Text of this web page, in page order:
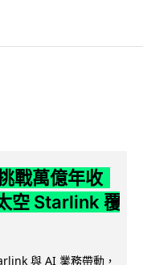
戰萬億年收
空 Starlink 覆
與 AI 業務帶動，